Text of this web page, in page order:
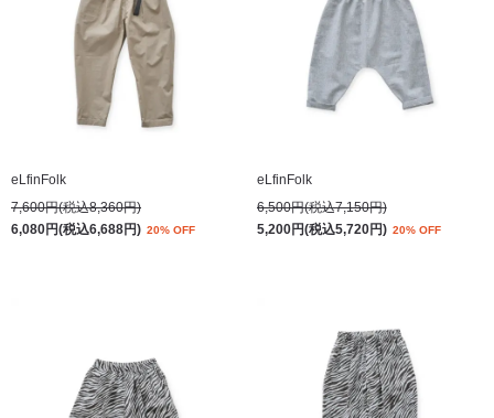
eLfinFolk
7,600円(税込8,360円)
6,080円(税込6,688円) 20% OFF
eLfinFolk
6,500円(税込7,150円)
5,200円(税込5,720円) 20% OFF